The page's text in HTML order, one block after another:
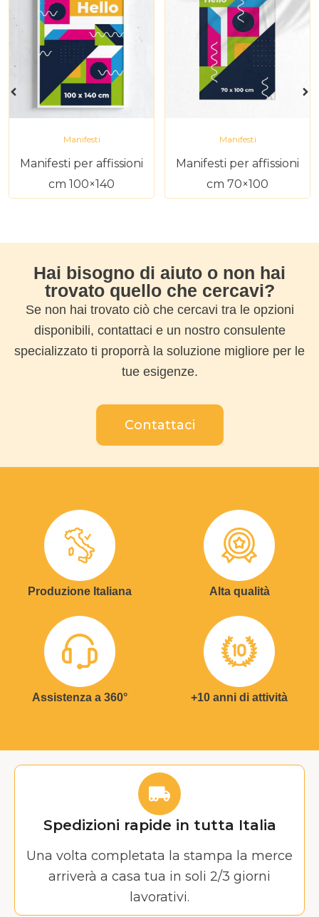
Manifesti
Manifesti per affissioni
cm 100×140
Manifesti
Manifesti per affissioni
cm 70×100
Hai bisogno di aiuto o non hai
trovato quello che cercavi?
Se non hai trovato ciò che cercavi tra le opzioni
disponibili, contattaci e un nostro consulente
specializzato ti proporrà la soluzione migliore per le
tue esigenze.
Contattaci
Produzione Italiana Alta qualità
Assistenza a 360° +10 anni di attività
Spedizioni rapide in tutta Italia
Una volta completata la stampa la merce
arriverà a casa tua in soli 2/3 giorni
lavorativi.